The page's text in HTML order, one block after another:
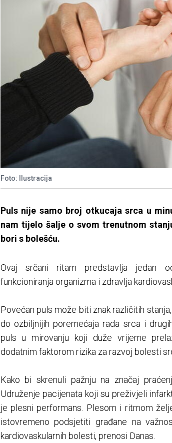
Foto: Ilustracija
Puls nije samo broj otkucaja srca u
nam tijelo šalje o svom trenutnom
bori s bolešću.
Ovaj srčani ritam predstavlja jedan
funkcioniranja organizma i zdravlja
Povećan puls može biti znak različitih
do ozbiljnijih poremećaja rada srca i
puls u mirovanju koji duže vrijeme
dodatnim faktorom rizika za razvoj bolesti
Kako bi skrenuli pažnju na značaj
Udruženje pacijenata koji su preživjeli
je plesni performans. Plesom i ritmom
istovremeno podsjetiti građane na
kardiovaskularnih bolesti, prenosi Danas.